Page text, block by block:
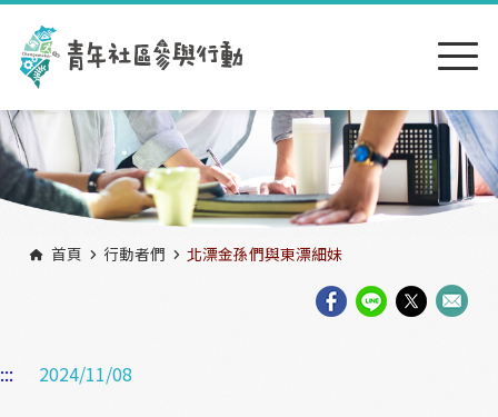
跳到主要內容區塊
首頁 行動者們 北漂金孫們與東漂細妹
::: 2024/11/08